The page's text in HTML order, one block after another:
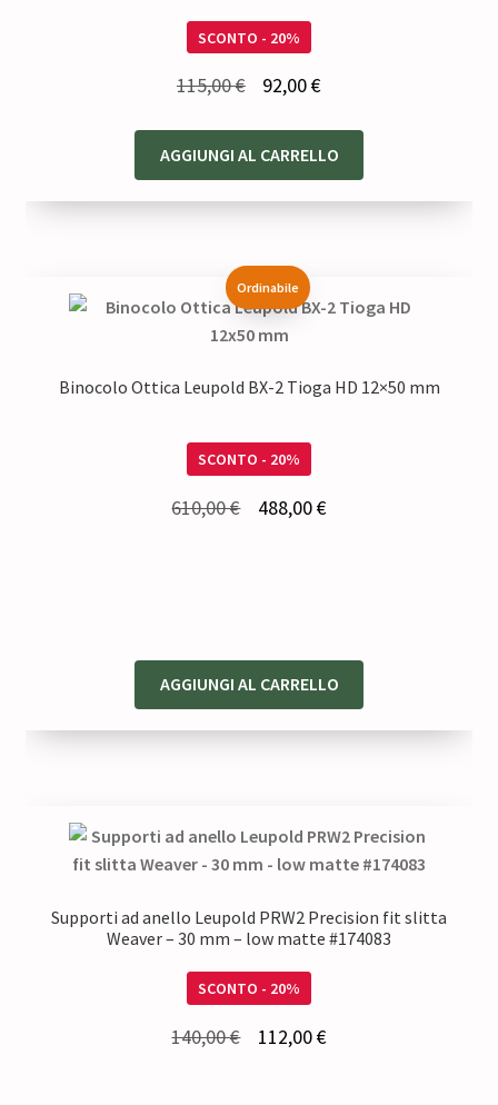
SCONTO - 20%
115,00€
originale
era:
92,00€Il
attuale
è:
AGGIUNGI AL CARRELLO
Ordinabile
Binocolo Ottica Leupold BX-2 Tioga HD 12×50 mm
SCONTO - 20%
610,00€ 488,00€Il
AGGIUNGI AL CARRELLO
Supporti ad anello Leupold PRW2 Precision fit slitta
Weaver – 30 mm – low matte #174083
SCONTO - 20%
140,00€ 112,00€Il